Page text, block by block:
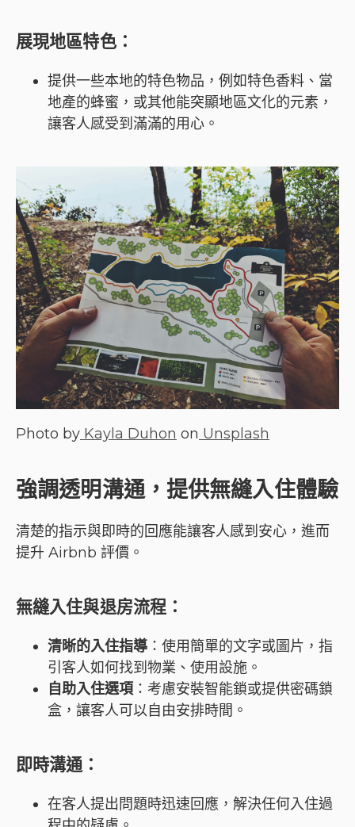
展現地區特色：
提供一些本地的特色物品，例如特色香料、當
地產的蜂蜜，或其他能突顯地區文化的元素，
讓客人感受到滿滿的用心。
Photo by Kayla Duhon on Unsplash
強調透明溝通，提供無縫入住體驗
清楚的指示與即時的回應能讓客人感到安心，進而
提升 Airbnb 評價。
無縫入住與退房流程：
清晰的入住指導 ：使用簡單的文字或圖片，指
引客人如何找到物業、使用設施。
自助入住選項 ：考慮安裝智能鎖或提供密碼鎖
盒，讓客人可以自由安排時間。
即時溝通：
在客人提出問題時迅速回應，解決任何入住過